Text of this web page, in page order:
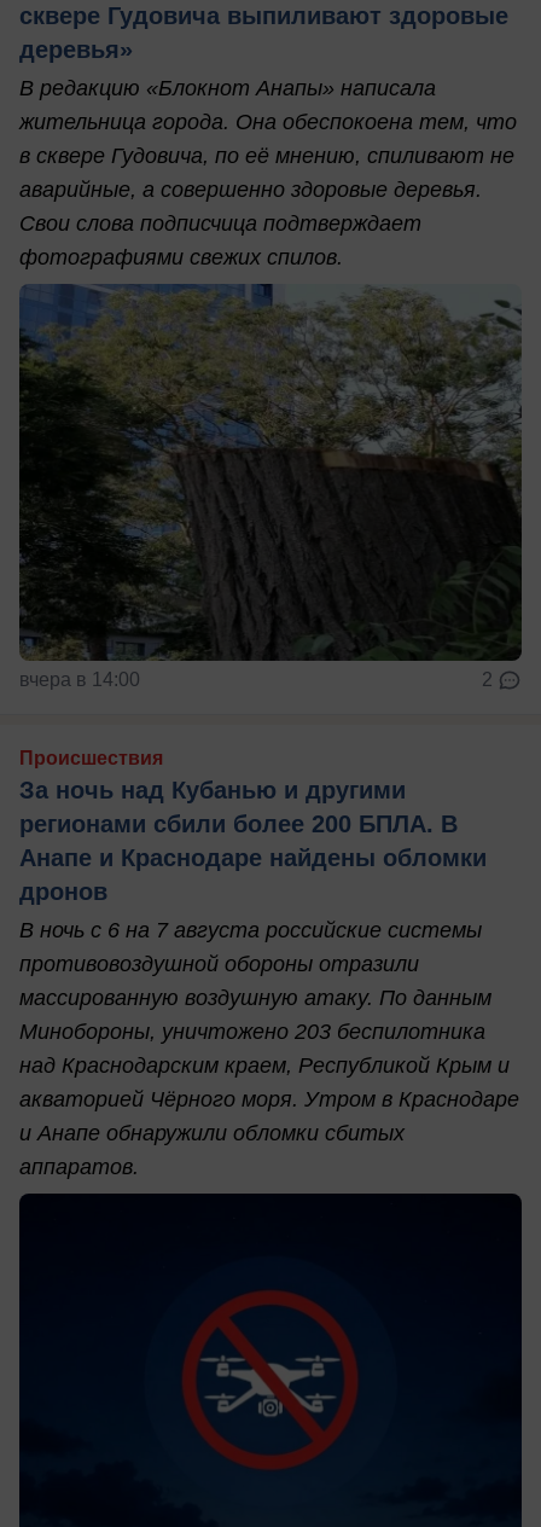
сквере Гудовича выпиливают здоровые
деревья»
В редакцию «Блокнот Анапы» написала
жительница города. Она обеспокоена тем, что
в сквере Гудовича, по её мнению, спиливают не
аварийные, а совершенно здоровые деревья.
Свои слова подписчица подтверждает
фотографиями свежих спилов.
вчера в 14:00 2
Происшествия
За ночь над Кубанью и другими
регионами сбили более 200 БПЛА. В
Анапе и Краснодаре найдены обломки
дронов
В ночь с 6 на 7 августа российские системы
противовоздушной обороны отразили
массированную воздушную атаку. По данным
Минобороны, уничтожено 203 беспилотника
над Краснодарским краем, Республикой Крым и
акваторией Чёрного моря. Утром в Краснодаре
и Анапе обнаружили обломки сбитых
аппаратов.